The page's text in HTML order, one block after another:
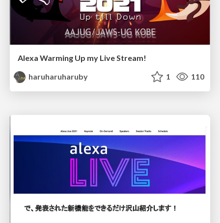
Alexa Warming Up my Live Stream!
haruharuharuby
1 110